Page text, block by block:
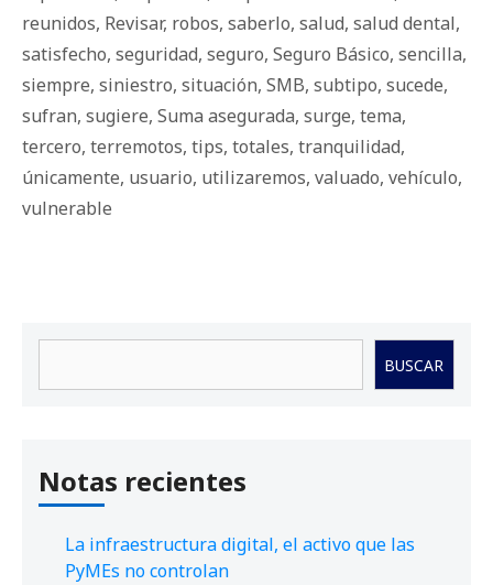
reunidos, Revisar, robos, saberlo, salud, salud dental,
satisfecho, seguridad, seguro, Seguro Básico, sencilla,
siempre, siniestro, situación, SMB, subtipo, sucede,
sufran, sugiere, Suma asegurada, surge, tema,
tercero, terremotos, tips, totales, tranquilidad,
únicamente, usuario, utilizaremos, valuado, vehículo,
vulnerable
BUSCAR
Notas recientes
La infraestructura digital, el activo que las
PyMEs no controlan